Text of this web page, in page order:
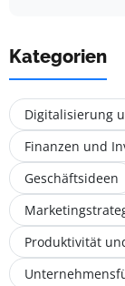
Kategorien
Digitalisierung
Finanzen und
Geschäftsideen
Produktivität